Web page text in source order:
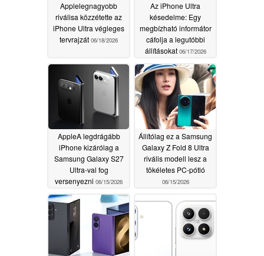
Applelegnagyobb
riválisa közzétette az
iPhone Ultra végleges
tervrajzát 06/18/2026
Az iPhone Ultra
késedelme: Egy
megbízható informátor
cáfolja a legutóbbi
állításokat 06/17/2026
AppleA legdrágább
iPhone kizárólag a
Samsung Galaxy S27
Ultra-val fog
versenyezni 06/15/2026
Állítólag ez a Samsung
Galaxy Z Fold 8 Ultra
rivális modell lesz a
tökéletes PC-pótló
06/15/2026